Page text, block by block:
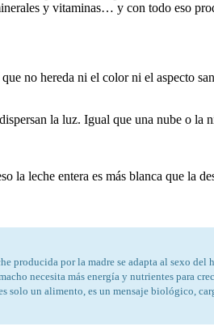
y vitaminas… y con todo eso
no hereda ni el color ni el aspecto
la luz. Igual que una nube o la
leche entera es más blanca que la
producida por la madre se adapta al sexo
necesita más energía y nutrientes para
solo un alimento, es un mensaje biológico,